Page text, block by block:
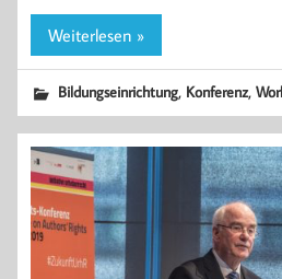
Weiterlesen »
Bildungseinrichtung, Konferenz,